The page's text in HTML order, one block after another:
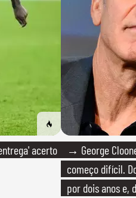
acerto
→ George
começo difícil.
por dois anos e,